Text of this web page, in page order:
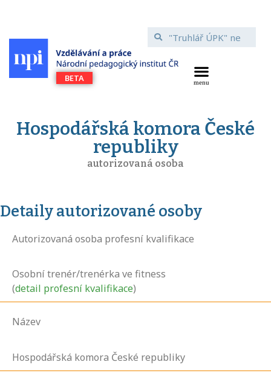
Hospodářská komora České
republiky
autorizovaná osoba
Detaily autorizované osoby
Autorizovaná osoba profesní kvalifikace
Osobní trenér/trenérka ve fitness
(detail profesní kvalifikace)
Název
Hospodářská komora České republiky